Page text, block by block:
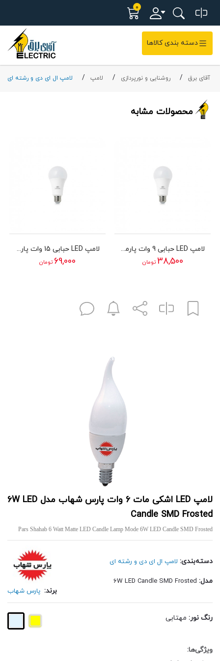
0
دسته بندی کالاها
آقای برق روشنایی و نورپردازی لامپ لامپ ال ای دی و رشته ای
محصولات مشابه
لامپ LED حبابی 9 وات پارمیس مدل SMD LED BULB 9W
38,500 تومان
لامپ LED حبابی 15 وات پارمیس مدل SMD LED BULB 15W
69,000 تومان
لامپ LED اشکی مات 6 وات پارس شهاب مدل 6W LED
Candle SMD Frosted
Pars Shahab 6 Watt Matte LED Candle Lamp Mode 6W LED Candle SMD Frosted
دسته‌بندی: لامپ ال ای دی و رشته ای
مدل:
برند: پارس شهاب
رنگ نور: مهتابی